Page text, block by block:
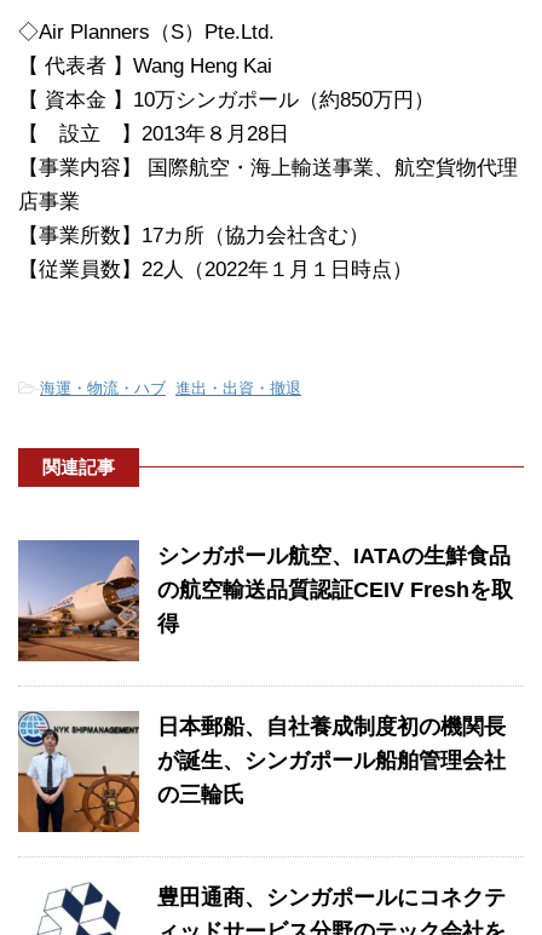
◇Air Planners（S）Pte.Ltd.
【 代表者 】Wang Heng Kai
【 資本金 】10万シンガポール（約850万円）
【 設立 】2013年８月28日
【事業内容】 国際航空・海上輸送事業、航空貨物代理
店事業
【事業所数】17カ所（協力会社含む）
【従業員数】22人（2022年１月１日時点）
-海運・物流・ハブ 進出・出資・撤退
関連記事
シンガポール航空、IATAの生鮮食品
の航空輸送品質認証CEIV Freshを取
得
日本郵船、自社養成制度初の機関長
が誕生、シンガポール船舶管理会社
の三輪氏
豊田通商、シンガポールにコネクテ